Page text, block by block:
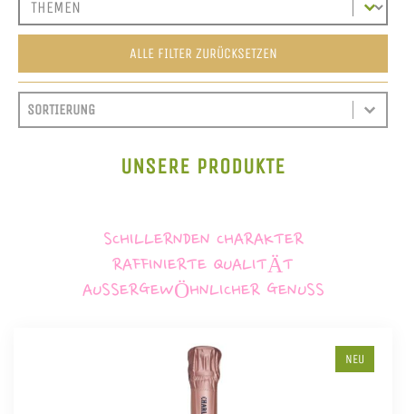
ALLE FILTER ZURÜCKSETZEN
SORTIEREN
SORT CONTENT
SORT CONTENT
UNSERE PRODUKTE
SCHILLERNDEN CHARAKTER
RAFFINIERTE QUALITÄT
AUSSERGEWÖHNLICHER GENUSS
NEU